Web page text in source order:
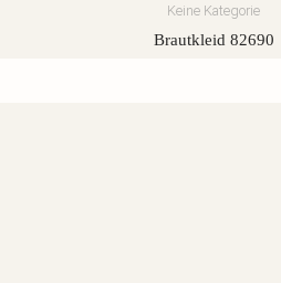
Keine Kategorie
Brautkleid 82690